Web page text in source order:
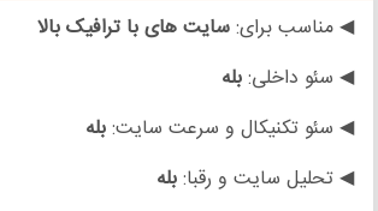
◀ مناسب برای:سایت هایبا ترافیک بالا
◀ سئو داخلی:بله
◀ سئو تکنیکال و سرعت سایت:بله
◀ تحلیل سایت و رقبا:بله